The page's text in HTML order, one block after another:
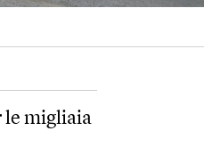
le migliaia